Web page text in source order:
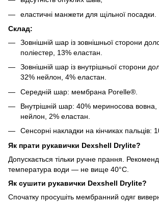
еластичні манжети для щільної посадки.
Склад:
Зовнішній шар із зовнішньої сторони
поліестер, 13% еластан.
Зовнішній шар із внутрішньої сторони
32% нейлон, 4% еластан.
Середній шар: мембрана Porelle®.
Внутрішній шар: 40% мериносова
нейлон, 2% еластан.
Сенсорні накладки на кінчиках пальців:
Як прати рукавички Dexshell Drylite?
Допускається тільки ручне прання.
температура води — не вище 40°C.
Як сушити рукавички Dexshell Drylite?
Спочатку просушіть мембранний одяг